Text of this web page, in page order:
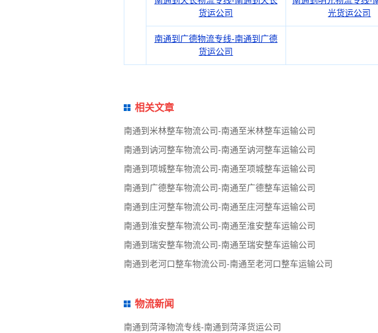
货运公司
光货运公司
南通到广德物流专线-南通到广德
货运公司
相关文章
南通到米林整车物流公司-南通至米林整车运输公司
南通到讷河整车物流公司-南通至讷河整车运输公司
南通到项城整车物流公司-南通至项城整车运输公司
南通到广德整车物流公司-南通至广德整车运输公司
南通到庄河整车物流公司-南通至庄河整车运输公司
南通到淮安整车物流公司-南通至淮安整车运输公司
南通到瑞安整车物流公司-南通至瑞安整车运输公司
南通到老河口整车物流公司-南通至老河口整车运输公司
物流新闻
南通到菏泽物流专线-南通到菏泽货运公司